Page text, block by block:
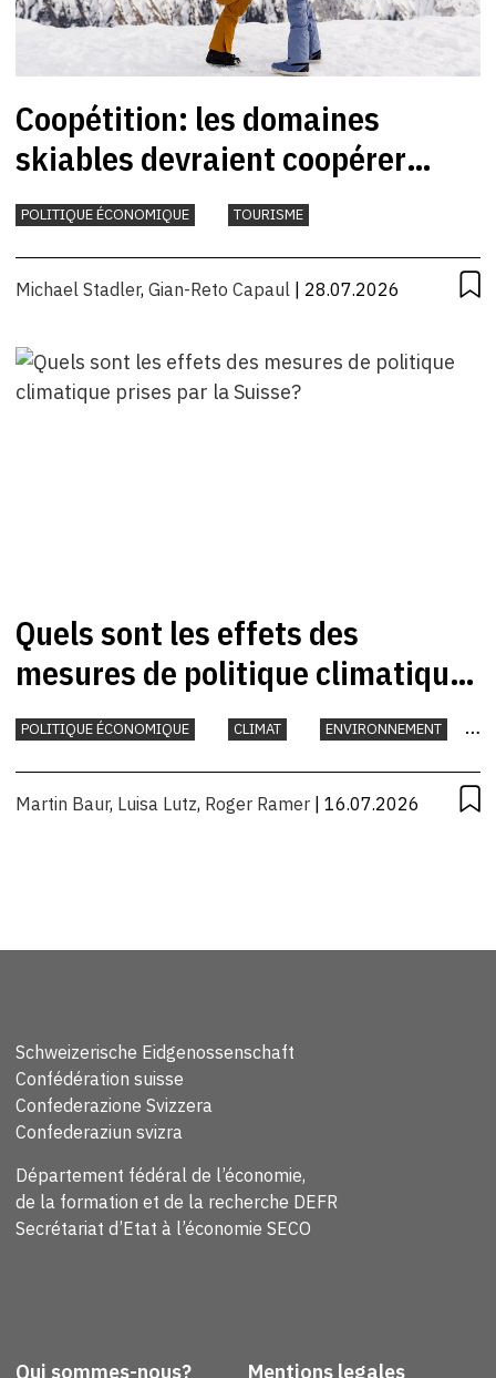
Coopétition: les domaines
skiables devraient coopérer
davantage
POLITIQUE ÉCONOMIQUE TOURISME
Michael Stadler, Gian-Reto Capaul | 28.07.2026
Quels sont les effets des
mesures de politique climatique
prises par la Suisse?
POLITIQUE ÉCONOMIQUE CLIMAT
ENVIRONNEMENT
Martin Baur, Luisa Lutz, Roger Ramer | 16.07.2026
Schweizerische Eidgenossenschaft
Confédération suisse
Confederazione Svizzera
Confederaziun svizra
Département fédéral de l’économie,
de la formation et de la recherche DEFR
Secrétariat d’Etat à l’économie SECO
Qui sommes-nous? Mentions legales